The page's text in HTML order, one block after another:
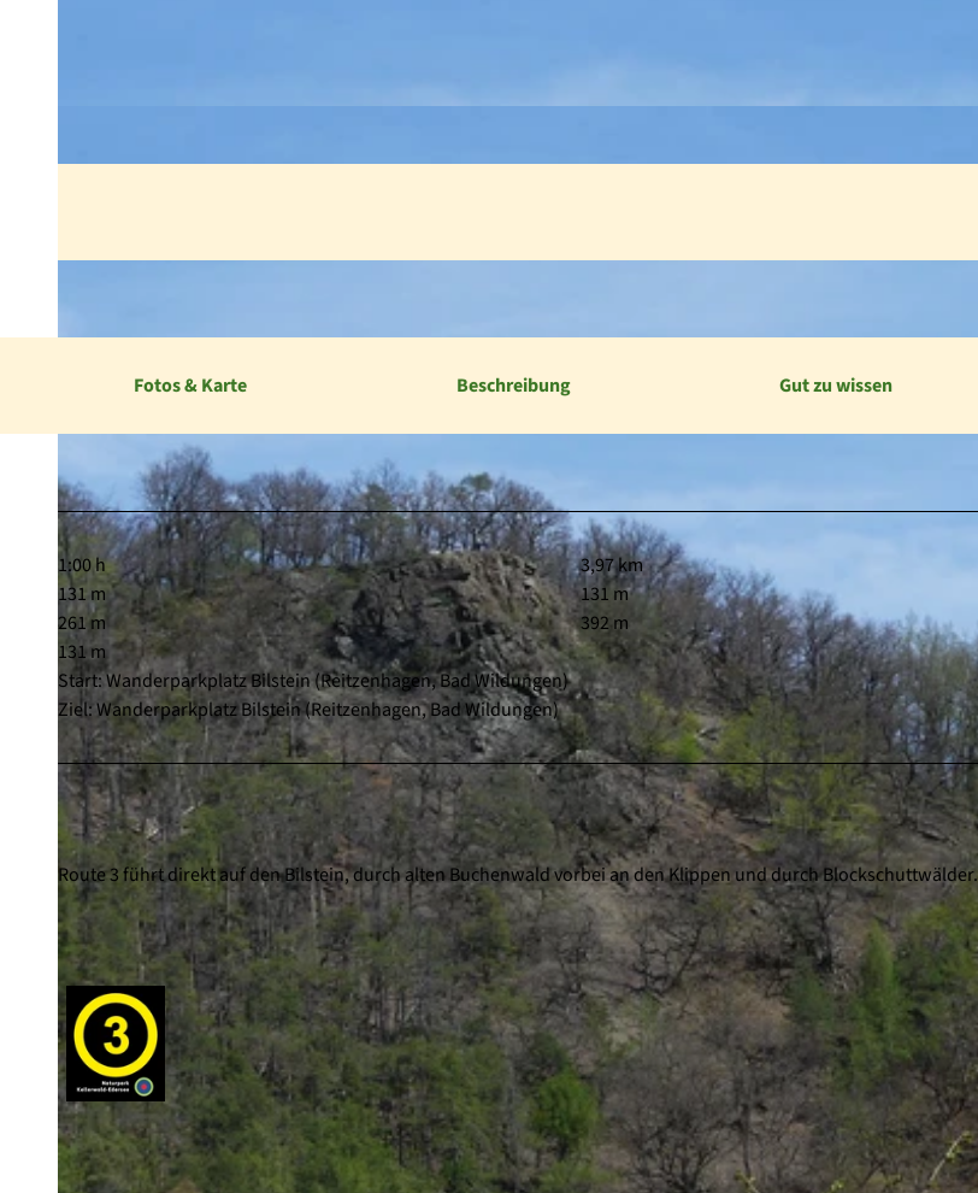
© Gereon Schoplick, Stadtmarketing Bad Wildungen, Edersee | Deine Region: wild, bunt, gesund.
Fotos & Karte Beschreibung Gut zu wissen
1:00 h
3,97 km
131 m
131 m
261 m
392 m
131 m
Start: Wanderparkplatz Bilstein (Reitzenhagen, Bad Wildungen)
Ziel: Wanderparkplatz Bilstein (Reitzenhagen, Bad Wildungen)
Route 3 führt direkt auf den Bilstein, durch alten Buchenwald vorbei an den Klippen und durch Blockschuttwälder.